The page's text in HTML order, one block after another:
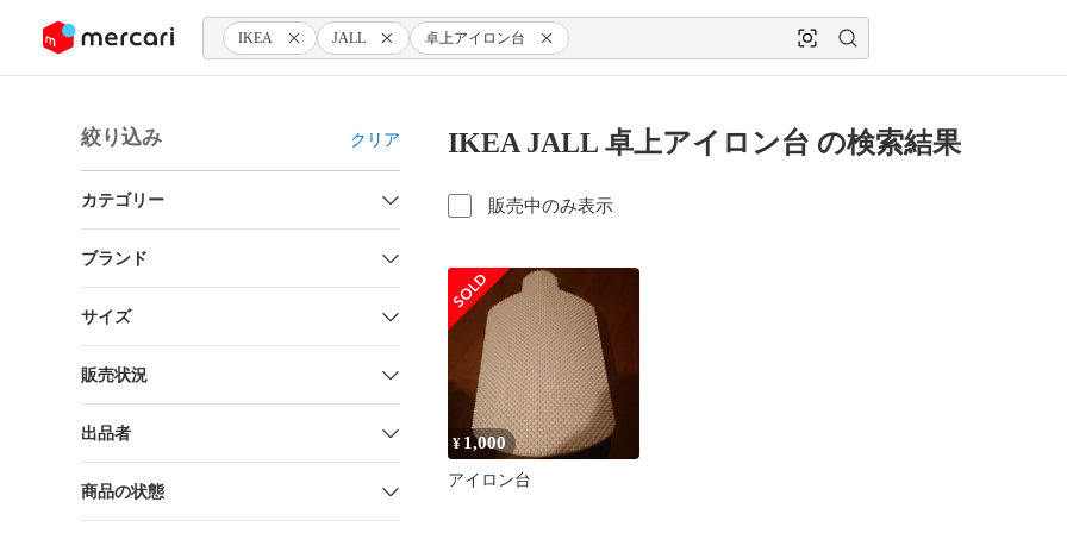
ツにスキップ IKEA JALL 卓上アイロン台
絞り込み クリア
カテゴリー
ブランド
サイズ
販売状況
出品者
商品の状態
IKEA JALL 卓上アイロン台 の検索結果
販売中のみ表示
¥ 1,000
アイロン台